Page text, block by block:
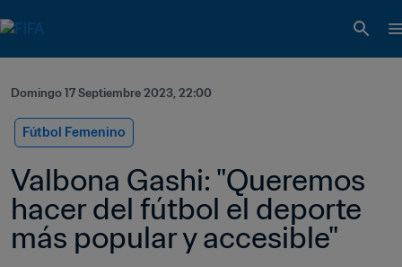
Domingo 17 Septiembre 2023, 22:00
Fútbol Femenino
Valbona Gashi: "Queremos
hacer del fútbol el deporte
más popular y accesible"